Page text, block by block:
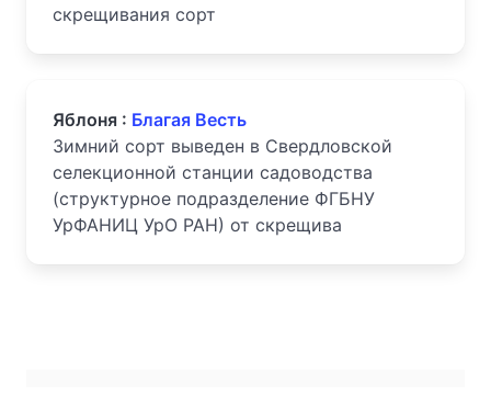
скрещивания сорт
Яблоня : Благая Весть
Зимний сорт выведен в Свердловской
селекционной станции садоводства
(структурное подразделение ФГБНУ
УрФАНИЦ УрО РАН) от скрещива